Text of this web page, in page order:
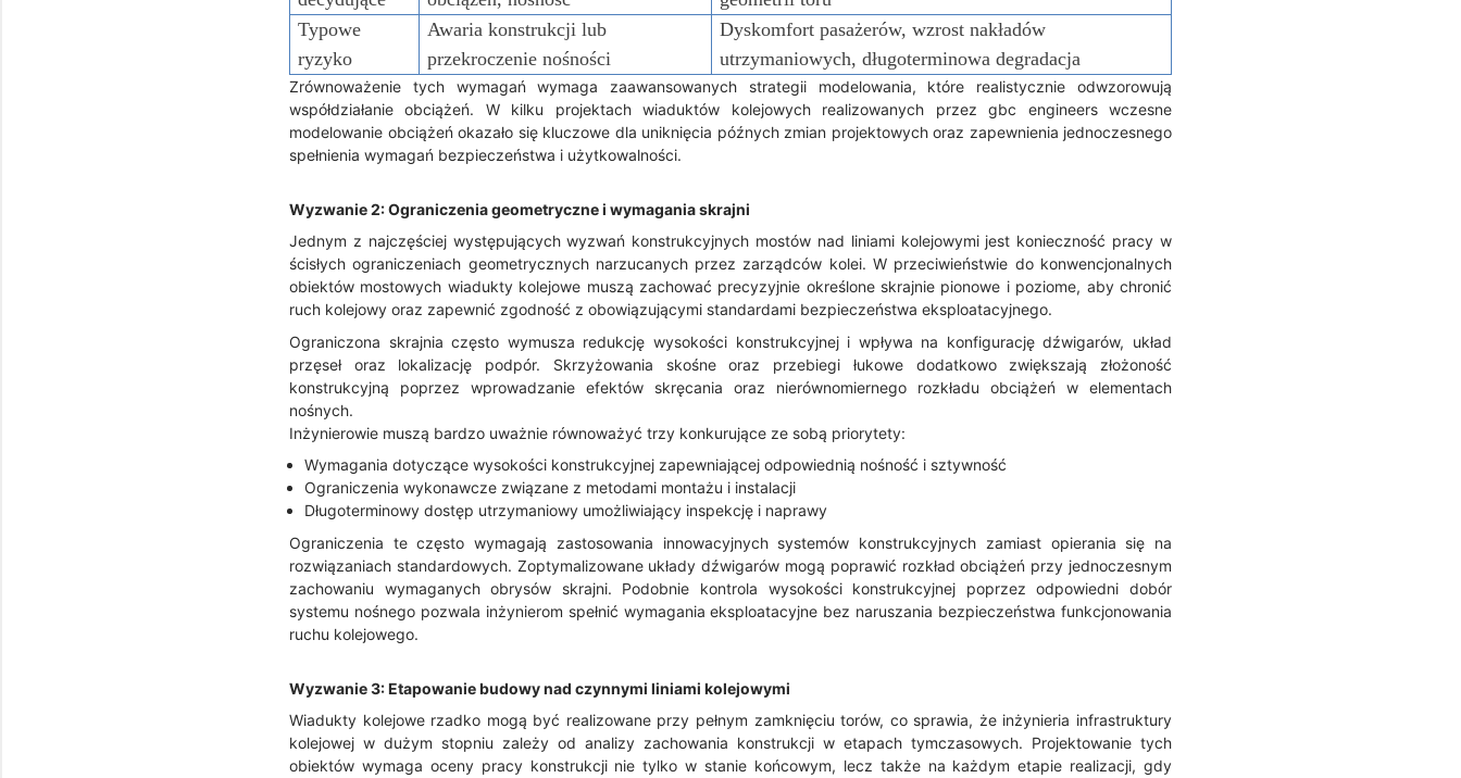
Typowe
ryzyko
Awaria konstrukcji lub
przekroczenie nośności
Dyskomfort pasażerów, wzrost nakładów
utrzymaniowych, długoterminowa degradacja
Zrównoważenie tych wymagań wymaga zaawansowanych strategii modelowania, które realistycznie odwzorowują
współdziałanie obciążeń. W kilku projektach wiaduktów kolejowych realizowanych przez gbc engineers wczesne
modelowanie obciążeń okazało się kluczowe dla uniknięcia późnych zmian projektowych oraz zapewnienia jednoczesnego
spełnienia wymagań bezpieczeństwa i użytkowalności.
Wyzwanie 2: Ograniczenia geometryczne i wymagania skrajni
Jednym z najczęściej występujących wyzwań konstrukcyjnych mostów nad liniami kolejowymi jest konieczność pracy w
ścisłych ograniczeniach geometrycznych narzucanych przez zarządców kolei. W przeciwieństwie do konwencjonalnych
obiektów mostowych wiadukty kolejowe muszą zachować precyzyjnie określone skrajnie pionowe i poziome, aby chronić
ruch kolejowy oraz zapewnić zgodność z obowiązującymi standardami bezpieczeństwa eksploatacyjnego.
Ograniczona skrajnia często wymusza redukcję wysokości konstrukcyjnej i wpływa na konfigurację dźwigarów, układ
przęseł oraz lokalizację podpór. Skrzyżowania skośne oraz przebiegi łukowe dodatkowo zwiększają złożoność
konstrukcyjną poprzez wprowadzanie efektów skręcania oraz nierównomiernego rozkładu obciążeń w elementach
nośnych.
Inżynierowie muszą bardzo uważnie równoważyć trzy konkurujące ze sobą priorytety:
Wymagania dotyczące wysokości konstrukcyjnej zapewniającej odpowiednią nośność i sztywność
Ograniczenia wykonawcze związane z metodami montażu i instalacji
Długoterminowy dostęp utrzymaniowy umożliwiający inspekcję i naprawy
Ograniczenia te często wymagają zastosowania innowacyjnych systemów konstrukcyjnych zamiast opierania się na
rozwiązaniach standardowych. Zoptymalizowane układy dźwigarów mogą poprawić rozkład obciążeń przy jednoczesnym
zachowaniu wymaganych obrysów skrajni. Podobnie kontrola wysokości konstrukcyjnej poprzez odpowiedni dobór
systemu nośnego pozwala inżynierom spełnić wymagania eksploatacyjne bez naruszania bezpieczeństwa funkcjonowania
ruchu kolejowego.
Wyzwanie 3: Etapowanie budowy nad czynnymi liniami kolejowymi
Wiadukty kolejowe rzadko mogą być realizowane przy pełnym zamknięciu torów, co sprawia, że inżynieria infrastruktury
kolejowej w dużym stopniu zależy od analizy zachowania konstrukcji w etapach tymczasowych. Projektowanie tych
obiektów wymaga oceny pracy konstrukcji nie tylko w stanie końcowym, lecz także na każdym etapie realizacji, gdy